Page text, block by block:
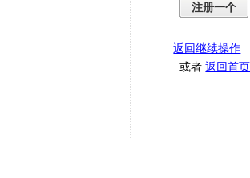
注册一个
返回继续操作
或者返回首页